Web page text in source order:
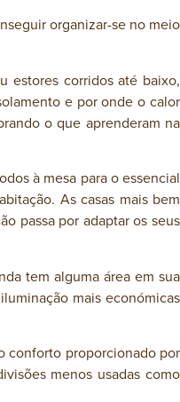
organizar-se no meio
estores corridos até baixo,
e por onde o calor
o que aprenderam na
à mesa para o essencial
As casas mais bem
passa por adaptar os seus
tem alguma área em sua
mais económicas
conforto proporcionado por
menos usadas como